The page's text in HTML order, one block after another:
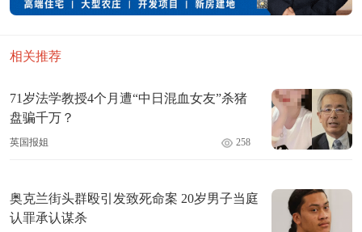
相关推荐
71岁法学教授4个月遭“中日混血女友”杀猪
盘骗千万？
英国报姐 258
奥克兰街头群殴引发致死命案 20岁男子当庭
认罪承认谋杀